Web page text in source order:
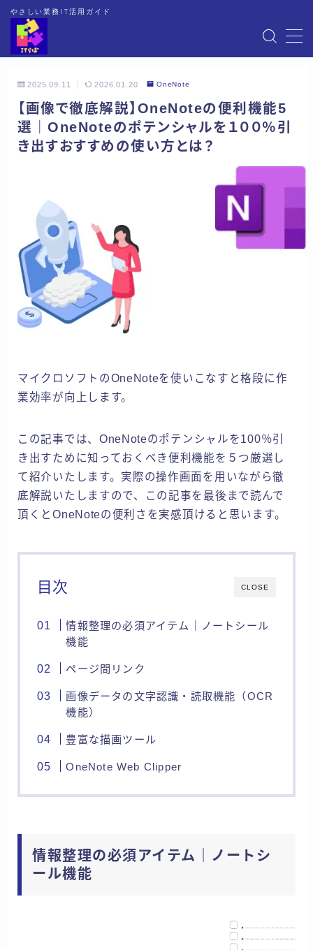
やさしい業務IT活用ガイド
MENU
EXCEL
OneNote
2025.09.11 2026.01.20 OneNote
【画像で徹底解説】OneNoteの便利機能5
選｜OneNoteのポテンシャルを１００％引
き出すおすすめの使い方とは？
マイクロソフトのOneNoteを使いこなすと格段に作
業効率が向上します。
この記事では、OneNoteのポテンシャルを100％引
き出すために知っておくべき便利機能を５つ厳選し
て紹介いたします。実際の操作画面を用いながら徹
底解説いたしますので、この記事を最後まで読んで
頂くとOneNoteの便利さを実感頂けると思います。
CLOSE
目次
情報整理の必須アイテム｜ノートシール
機能
ページ間リンク
画像データの文字認識・読取機能（OCR
機能）
豊富な描画ツール
OneNote Web Clipper
情報整理の必須アイテム｜ノートシ
ール機能